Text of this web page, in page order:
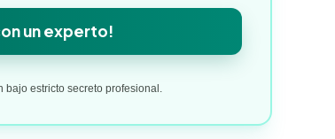
un experto!
bajo estricto secreto profesional.